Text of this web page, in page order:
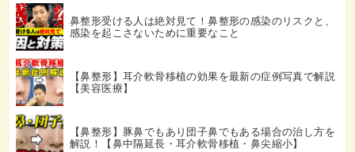
鼻整形受ける人は絶対見て！鼻整形の感染のリスクと、
感染を起こさないために重要なこと
【鼻整形】耳介軟骨移植の効果を最新の症例写真で解説
【美容医療】
【鼻整形】豚鼻でもあり団子鼻でもある場合の治し方を
解説！【鼻中隔延長・耳介軟骨移植・鼻尖縮小】